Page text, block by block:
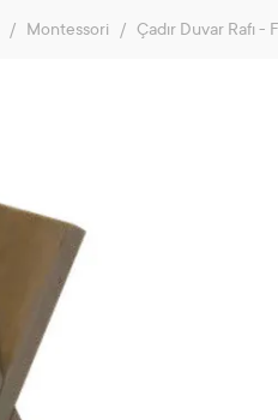
/ Montessori / Çadır Duvar Rafı -